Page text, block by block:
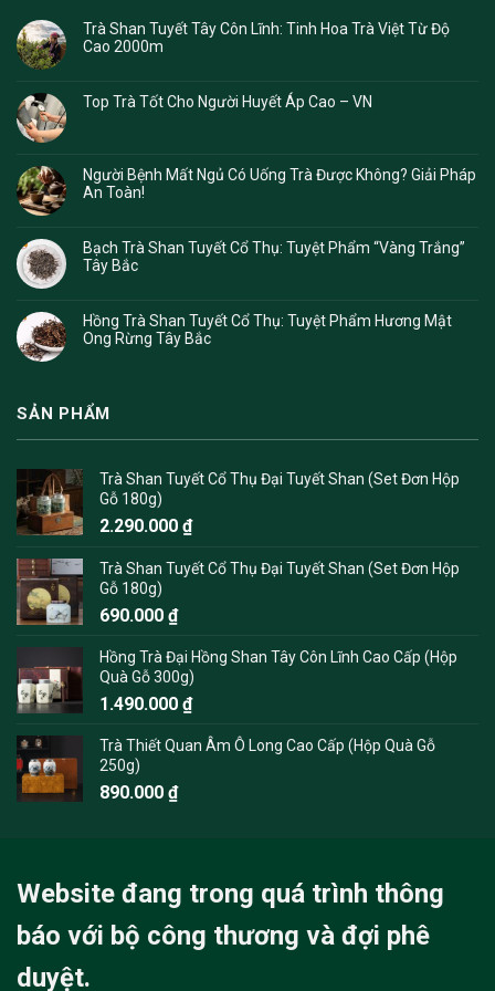
Trà Shan Tuyết Tây Côn Lĩnh: Tinh Hoa Trà Việt Từ Độ
Cao 2000m
Top Trà Tốt Cho Người Huyết Áp Cao – VN
Người Bệnh Mất Ngủ Có Uống Trà Được Không? Giải Pháp
An Toàn!
Bạch Trà Shan Tuyết Cổ Thụ: Tuyệt Phẩm “Vàng Trắng”
Tây Bắc
Hồng Trà Shan Tuyết Cổ Thụ: Tuyệt Phẩm Hương Mật
Ong Rừng Tây Bắc
SẢN PHẨM
Trà Shan Tuyết Cổ Thụ Đại Tuyết Shan (Set Đơn Hộp
Gỗ 180g)
2.290.000 ₫
Trà Shan Tuyết Cổ Thụ Đại Tuyết Shan (Set Đơn Hộp
Gỗ 180g)
690.000 ₫
Hồng Trà Đại Hồng Shan Tây Côn Lĩnh Cao Cấp (Hộp
Quà Gỗ 300g)
1.490.000 ₫
Trà Thiết Quan Âm Ô Long Cao Cấp (Hộp Quà Gỗ
250g)
890.000 ₫
Website đang trong quá trình thông
báo với bộ công thương và đợi phê
duyệt.